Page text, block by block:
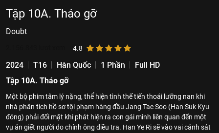
Tập 10A. Tháo gỡ
Doubt
4.8
2024 T16 Hàn Quốc 1 Phần
Full HD
Tập 10A. Tháo gỡ
Một bộ phim tâm lý nặng, thể hiện tình thế tiến thoái lưỡng nan khi
nhà phân tích hồ sơ tội phạm hàng đầu Jang Tae Soo (Han Suk Kyu
đóng) phải đối mặt khi phát hiện ra con gái mình liên quan đến một
vụ án giết người do chính ông điều tra. Han Ye Ri sẽ vào vai cảnh sát